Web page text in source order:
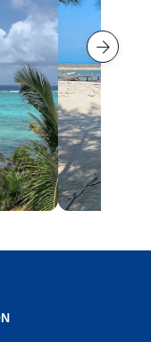
4 playas